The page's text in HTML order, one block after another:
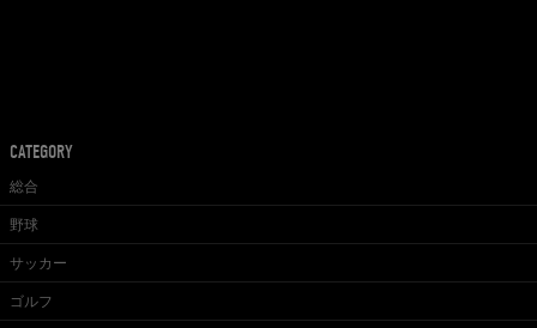
CATEGORY
総合
野球
サッカー
ゴルフ